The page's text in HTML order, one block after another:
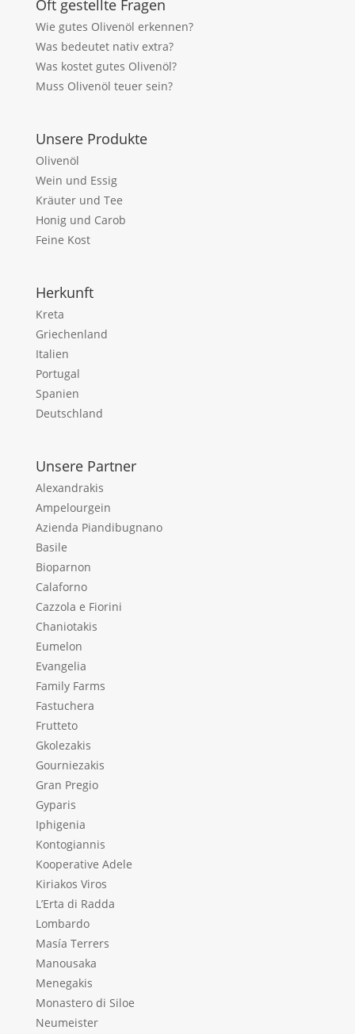
Oft gestellte Fragen
Wie gutes Olivenöl erkennen?
Was bedeutet nativ extra?
Was kostet gutes Olivenöl?
Muss Olivenöl teuer sein?
Unsere Produkte
Olivenöl
Wein und Essig
Kräuter und Tee
Honig und Carob
Feine Kost
Herkunft
Kreta
Griechenland
Italien
Portugal
Spanien
Deutschland
Unsere Partner
Alexandrakis
Ampelourgein
Azienda Piandibugnano
Basile
Bioparnon
Calaforno
Cazzola e Fiorini
Chaniotakis
Eumelon
Evangelia
Family Farms
Fastuchera
Frutteto
Gkolezakis
Gourniezakis
Gran Pregio
Gyparis
Iphigenia
Kontogiannis
Kooperative Adele
Kiriakos Viros
L’Erta di Radda
Lombardo
Masía Terrers
Manousaka
Menegakis
Monastero di Siloe
Neumeister